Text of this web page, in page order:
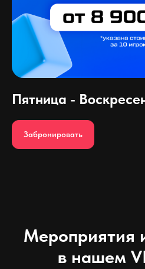
Пятница -
Забронировать
Мероприятия
в нашем